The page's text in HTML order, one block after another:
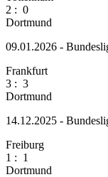
2 : 0
Dortmund
09.01.2026 -
Frankfurt
3 : 3
Dortmund
14.12.2025 -
Freiburg
1 : 1
Dortmund